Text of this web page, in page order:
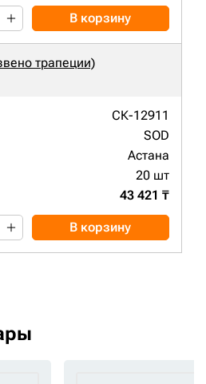
В корзину
трапеции)
СК-12911
SOD
Астана
20 шт
43 421 ₸
В корзину